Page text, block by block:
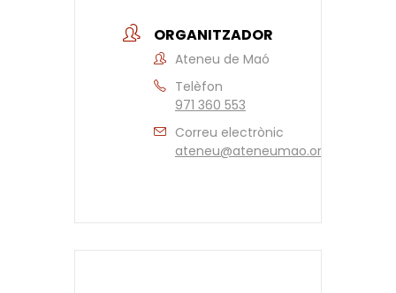
ORGANITZADOR
Ateneu de Maó
Telèfon
971 360 553
Correu electrònic
ateneu@ateneumao.org